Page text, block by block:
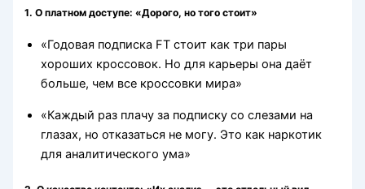
1. О платном доступе: «Дорого, но того стоит»
«Годовая подписка FT стоит как три пары
хороших кроссовок. Но для карьеры она даёт
больше, чем все кроссовки мира»
«Каждый раз плачу за подписку со слезами на
глазах, но отказаться не могу. Это как наркотик
для аналитического ума»